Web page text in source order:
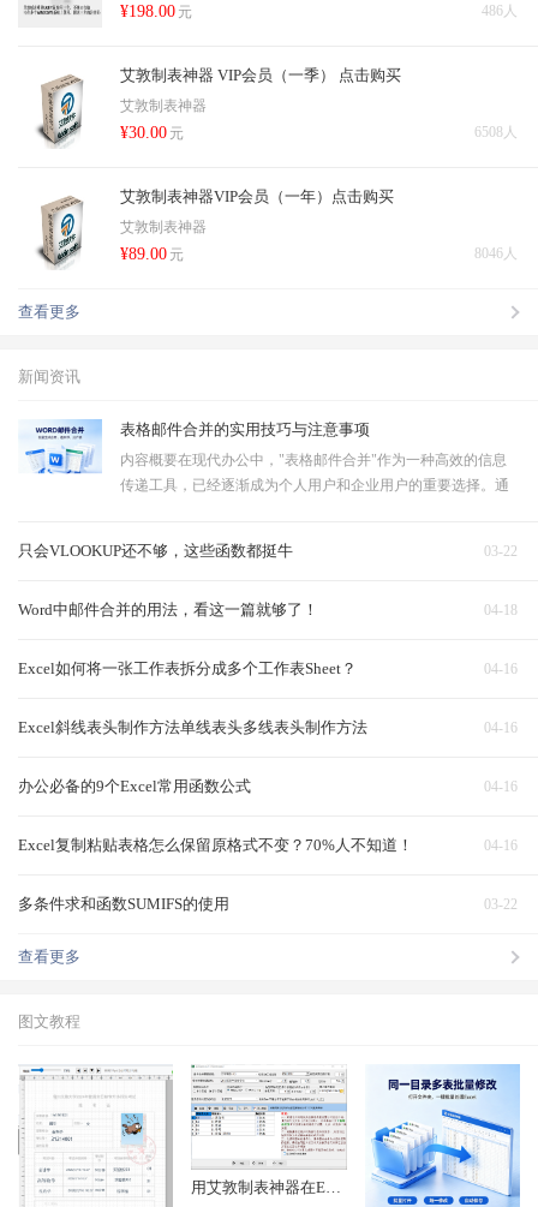
486人
¥198.00 元
艾敦制表神器 VIP会员（一季） 点击购买
艾敦制表神器
6508人
¥30.00 元
艾敦制表神器VIP会员（一年）点击购买
艾敦制表神器
8046人
¥89.00 元
查看更多
新闻资讯
表格邮件合并的实用技巧与注意事项
内容概要在现代办公中，"表格邮件合并"作为一种高效的信息
传递工具，已经逐渐成为个人用户和企业用户的重要选择。通
对相关数据进行整理，确保信…
03-22
只会VLOOKUP还不够，这些函数都挺牛
04-18
Word中邮件合并的用法，看这一篇就够了！
04-16
Excel如何将一张工作表拆分成多个工作表Sheet？
04-16
Excel斜线表头制作方法单线表头多线表头制作方法
04-16
办公必备的9个Excel常用函数公式
04-16
Excel复制粘贴表格怎么保留原格式不变？70%人不知道！
03-22
多条件求和函数SUMIFS的使用
查看更多
图文教程